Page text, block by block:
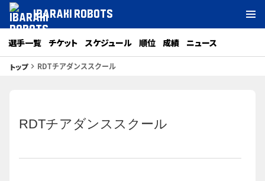
IBARAKI ROBOTS
選手一覧 チケット スケジュール 順位 成績 ニュース
トップkeyboard_arrow_right RDTチアダンススクール
RDTチアダンススクール